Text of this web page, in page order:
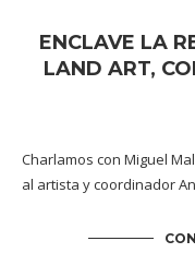
ENCLAVE LA
LAND ART,
Charlamos con Miguel
al artista y coordinador